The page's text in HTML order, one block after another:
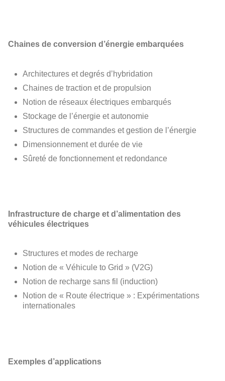
Chaines de conversion d’énergie embarquées
Architectures et degrés d’hybridation
Chaines de traction et de propulsion
Notion de réseaux électriques embarqués
Stockage de l’énergie et autonomie
Structures de commandes et gestion de l’énergie
Dimensionnement et durée de vie
Sûreté de fonctionnement et redondance
Infrastructure de charge et d’alimentation des
véhicules électriques
Structures et modes de recharge
Notion de « Véhicule to Grid » (V2G)
Notion de recharge sans fil (induction)
Notion de « Route électrique » : Expérimentations
internationales
Exemples d’applications